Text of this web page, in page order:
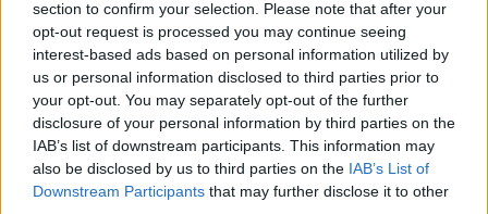
section to confirm your selection. Please note that after your
opt-out request is processed you may continue seeing
interest-based ads based on personal information utilized by
us or personal information disclosed to third parties prior to
your opt-out. You may separately opt-out of the further
disclosure of your personal information by third parties on the
IAB’s list of downstream participants. This information may
also be disclosed by us to third parties on the IAB’s List of
Downstream Participants that may further disclose it to other
LIFESTYLE08·08·2026 09:01